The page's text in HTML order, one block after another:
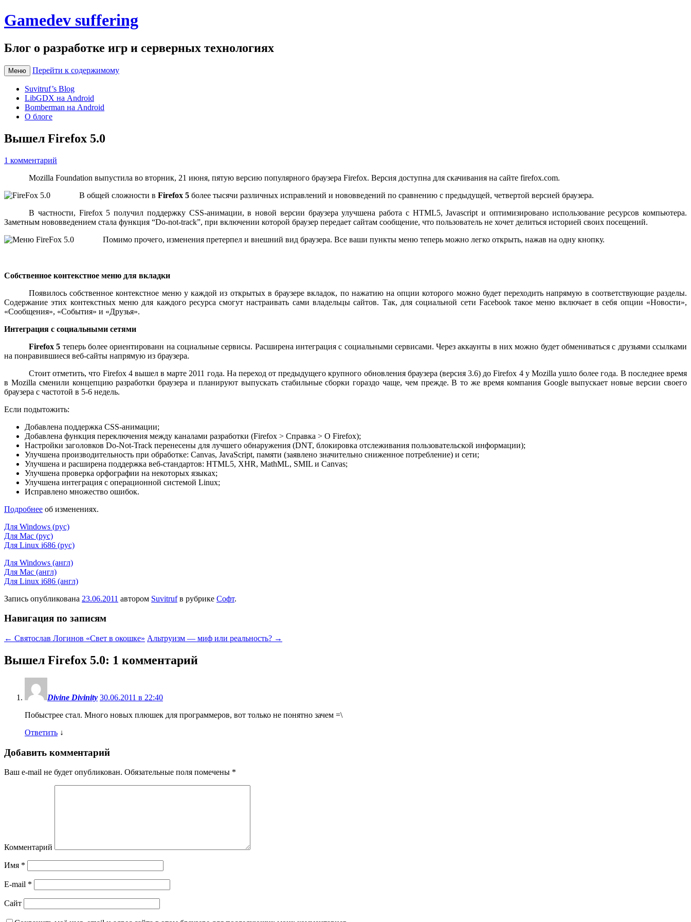
Gamedev suffering
Блог о разработке игр и серверных технологиях
Меню Перейти к содержимому
Suvitruf’s Blog
LibGDX на Android
Bomberman на Android
О блоге
Вышел Firefox 5.0
1 комментарий
Mozilla Foundation выпустила во вторник, 21 июня, пятую версию популярного браузера Firefox. Версия доступна для скачивания на сайте firefox.com.
В общей сложности в Firefox 5 более тысячи различных исправлений и нововведений по сравнению с предыдущей, четвертой версией браузера.
В частности, Firefox 5 получил поддержку CSS-анимации, в новой версии браузера улучшена работа с HTML5, Javascript и оптимизировано использование ресурсов компьютера.
Заметным нововведением стала функция “Do-not-track”, при включении которой браузер передает сайтам сообщение, что пользователь не хочет делиться историей своих посещений.
Помимо прочего, изменения претерпел и внешний вид браузера. Все ваши пункты меню теперь можно легко открыть, нажав на одну кнопку.
Собственное контекстное меню для вкладки
Появилось собственное контекстное меню у каждой из открытых в браузере вкладок, по нажатию на опции которого можно будет переходить напрямую в соответствующие разделы.
Содержание этих контекстных меню для каждого ресурса смогут настраивать сами владельцы сайтов. Так, для социальной сети Facebook такое меню включает в себя опции «Новости»,
«Сообщения», «События» и «Друзья».
Интеграция с социальными сетями
Firefox 5 теперь более ориентированн на социальные сервисы. Расширена интеграция с социальными сервисами. Через аккаунты в них можно будет обмениваться с друзьями ссылками
на понравившиеся веб-сайты напрямую из браузера.
Стоит отметить, что Firefox 4 вышел в марте 2011 года. На переход от предыдущего крупного обновления браузера (версия 3.6) до Firefox 4 у Mozilla ушло более года. В последнее время
в Mozilla сменили концепцию разработки браузера и планируют выпускать стабильные сборки гораздо чаще, чем прежде. В то же время компания Google выпускает новые версии своего
браузера с частотой в 5-6 недель.
Если подытожить:
Добавлена поддержка CSS-анимации;
Добавлена функция переключения между каналами разработки (Firefox > Справка > О Firefox);
Настройки заголовков Do-Not-Track перенесены для лучшего обнаружения (DNT, блокировка отслеживания пользовательской информации);
Улучшена производительность при обработке: Canvas, JavaScript, памяти (заявлено значительно сниженное потребление) и сети;
Улучшена и расширена поддержка веб-стандартов: HTML5, XHR, MathML, SMIL и Canvas;
Улучшена проверка орфографии на некоторых языках;
Улучшена интеграция с операционной системой Linux;
Исправлено множество ошибок.
Подробнее об изменениях.
Для Windows (рус)
Для Mac (рус)
Для Linux i686 (рус)
Для Windows (англ)
Для Mac (англ)
Для Linux i686 (англ)
Запись опубликована 23.06.2011 автором Suvitrufв рубрике Софт.
Навигация по записям
← Святослав Логинов «Свет в окошке» Альтруизм — миф или реальность? →
Вышел Firefox 5.0: 1 комментарий
Divine Divinity 30.06.2011 в 22:40
Побыстрее стал. Много новых плюшек для программеров, вот только не понятно зачем =\
Ответить ↓
Добавить комментарий
Ваш e-mail не будет опубликован. Обязательные поля помечены *
Комментарий
Имя *
E-mail *
Сайт